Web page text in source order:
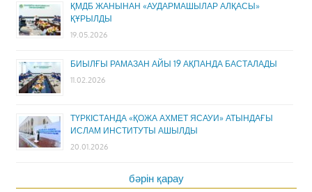
ҚМДБ ЖАНЫНАН «АУДАРМАШЫЛАР АЛҚАСЫ»
ҚҰРЫЛДЫ
19.05.2026
БИЫЛҒЫ РАМАЗАН АЙЫ 19 АҚПАНДА БАСТАЛАДЫ
11.02.2026
ТҮРКІСТАНДА «ҚОЖА АХМЕТ ЯСАУИ» АТЫНДАҒЫ
ИСЛАМ ИНСТИТУТЫ АШЫЛДЫ
20.01.2026
бәрін қарау